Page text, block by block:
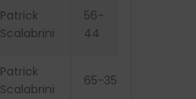
Patrick
Scalabrini
56-
44
Patrick
Scalabrini
65-35